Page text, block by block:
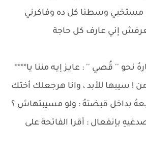
مستخبي وسطنا كل ده وفاكرني
إني عارف كل حاجة
نحو '' قُصي '' : عايـز إيـه مننا يا****
! سيبها للأبد ، وانا هرجعلك أختك
بداخل قبضتهُ : ولو مسيبتهاش ؟
بإنفعال : أقرا الفاتحة على